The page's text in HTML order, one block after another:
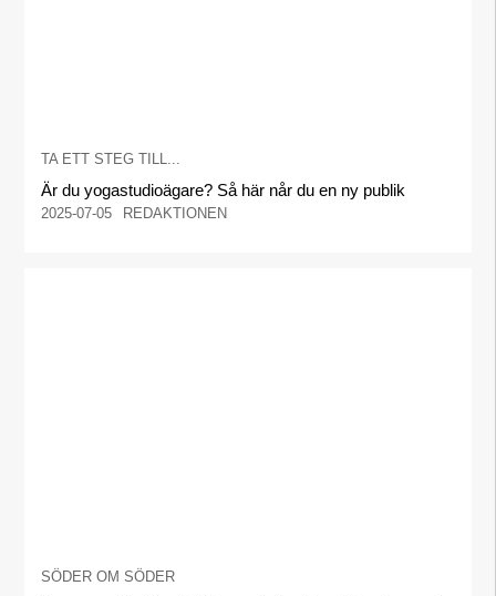
TA ETT STEG TILL...
Är du yogastudioägare? Så här når du en ny publik
2025-07-05 REDAKTIONEN
SÖDER OM SÖDER